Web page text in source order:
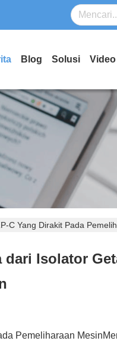
Blog Solusi Video
C Yang Dirakit Pada
Isolator
Pemeliharaan